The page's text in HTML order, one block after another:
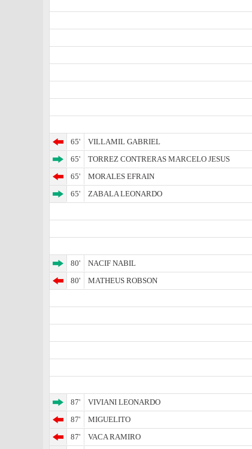
65'
VILLAMIL GABRIEL
65'
TORREZ CONTRERAS MARCELO JESUS
65'
MORALES EFRAIN
65'
ZABALA LEONARDO
80'
NACIF NABIL
80'
MATHEUS ROBSON
87'
VIVIANI LEONARDO
87'
MIGUELITO
87'
VACA RAMIRO